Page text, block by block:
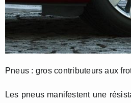
Pneus : gros contributeurs aux
Les pneus manifestent une